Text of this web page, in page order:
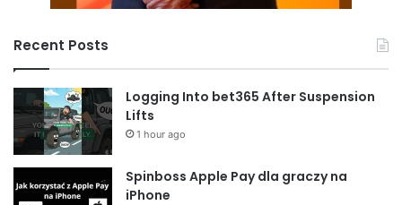
Recent Posts
Logging Into bet365 After Suspension
Lifts
1 hour ago
Spinboss Apple Pay dla graczy na
iPhone